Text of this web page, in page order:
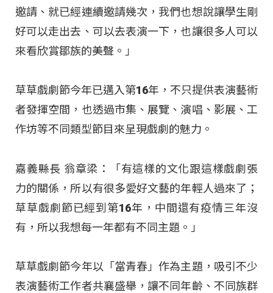
邀請、就已經連續邀請幾次，我們也想說讓學生剛
好可以走出去、可以去表演一下，也讓很多人可以
來看欣賞鄒族的美聲。」
草草戲劇節今年已邁入第16年，不只提供表演藝術
者發揮空間，也透過市集、展覽、演唱、影展、工
作坊等不同類型節目來呈現戲劇的魅力。
嘉義縣長 翁章梁：「有這樣的文化跟這樣戲劇張
力的關係，所以有很多愛好文藝的年輕人過來了；
草草戲劇節已經到第16年，中間還有疫情三年沒
有，所以我想每一年都有不同主題。」
草草戲劇節今年以「當青春」作為主題，吸引不少
表演藝術工作者共襄盛舉，讓不同年齡、不同族群